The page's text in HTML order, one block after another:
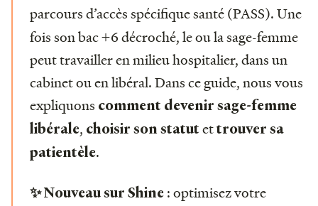
parcours d’accèsspécifique santé (PASS). Une
fois son bac +6 décroché, le ou la sage-femme
peut travailler en milieu hospitalier, dans un
cabinet ou en libéral. Dans ce guide, nous vous
expliquons comment devenir sage-femme
libérale, choisir son statut ettrouver sa
patientèle.
✨ Nouveau sur Shine : optimisez votre